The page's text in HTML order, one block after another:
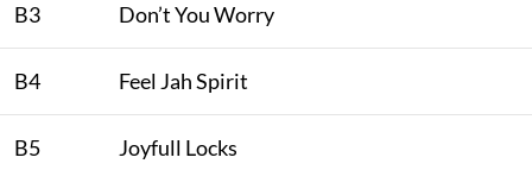
B3 Don’t You Worry
B4 Feel Jah Spirit
B5 Joyfull Locks